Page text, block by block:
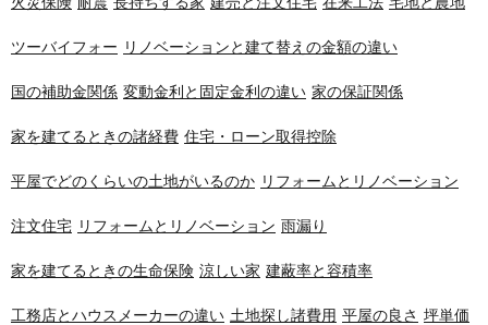
ツーバイフォー リノベーションと建て替えの金額の違い
国の補助金関係 変動金利と固定金利の違い 家の保証関係
家を建てるときの諸経費 住宅・ローン取得控除
平屋でどのくらいの土地がいるのか リフォームとリノベーション
注文住宅 リフォームとリノベーション 雨漏り
家を建てるときの生命保険 涼しい家 建蔽率と容積率
工務店とハウスメーカーの違い 土地探し諸費用 平屋の良さ 坪単価